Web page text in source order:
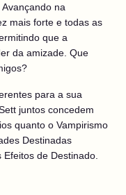
na
mais forte e todas as
que a
da amizade. Que
para a sua
juntos concedem
quanto o Vampirismo
Destinadas
de Destinado.